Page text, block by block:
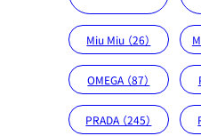
Miu Miu （26）
OMEGA （87）
PRADA （245）